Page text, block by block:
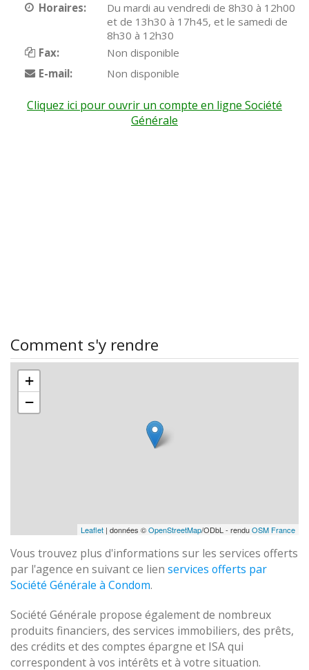
Horaires:
Du mardi au vendredi de 8h30 à 12h00
et de 13h30 à 17h45, et le samedi de
8h30 à 12h30
Fax:
Non disponible
E-mail:
Non disponible
Cliquez ici pour ouvrir un compte en ligne Société
Générale
Comment s'y rendre
+
−
Leaflet | données ©OpenStreetMap/ODbL - renduOSM France
Vous trouvez plus d'informations sur les services offerts
par l'agence en suivant ce lien services offerts par
Société Générale à Condom.
Société Générale propose également de nombreux
produits financiers, des services immobiliers, des prêts,
des crédits et des comptes épargne et ISA qui
correspondent à vos intérêts et à votre situation.